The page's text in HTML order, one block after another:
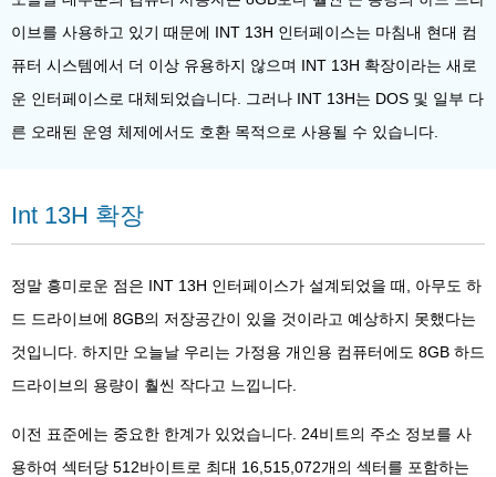
이브를 사용하고 있기 때문에 INT 13H 인터페이스는 마침내 현대 컴
퓨터 시스템에서 더 이상 유용하지 않으며 INT 13H 확장이라는 새로
운 인터페이스로 대체되었습니다. 그러나 INT 13H는 DOS 및 일부 다
른 오래된 운영 체제에서도 호환 목적으로 사용될 수 있습니다.
Int 13H 확장
정말 흥미로운 점은 INT 13H 인터페이스가 설계되었을 때, 아무도 하
드 드라이브에 8GB의 저장공간이 있을 것이라고 예상하지 못했다는
것입니다. 하지만 오늘날 우리는 가정용 개인용 컴퓨터에도 8GB 하드
드라이브의 용량이 훨씬 작다고 느낍니다.
이전 표준에는 중요한 한계가 있었습니다. 24비트의 주소 정보를 사
용하여 섹터당 512바이트로 최대 16,515,072개의 섹터를 포함하는